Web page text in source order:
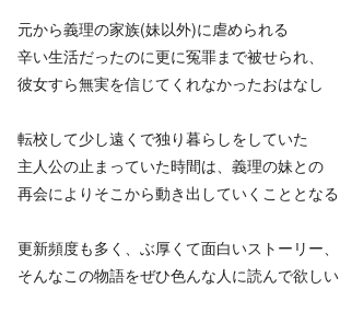
元から義理の家族(妹以外)に虐められる
辛い生活だったのに更に冤罪まで被せられ、
彼女すら無実を信じてくれなかったおはなし
転校して少し遠くで独り暮らしをしていた
主人公の止まっていた時間は、義理の妹との
再会によりそこから動き出していくこととなる
更新頻度も多く、ぶ厚くて面白いストーリー、
そんなこの物語をぜひ色んな人に読んで欲しい